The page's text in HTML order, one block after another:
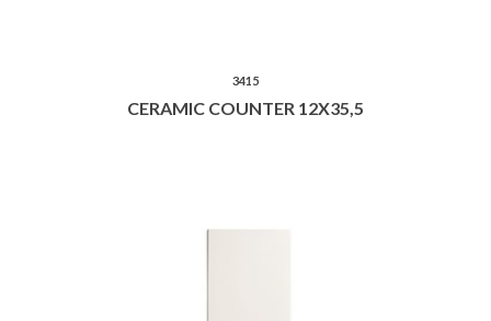
3415
CERAMIC COUNTER 12X35,5